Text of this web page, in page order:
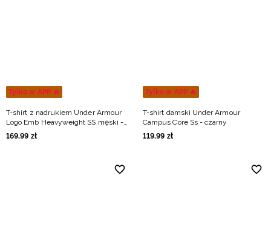
Tylko w APP 🔥
T-shirt z nadrukiem Under Armour
Logo Emb Heavyweight SS męski -
czarny
169,99 zł
Tylko w APP 🔥
T-shirt damski Under Armour
Campus Core Ss - czarny
119,99 zł